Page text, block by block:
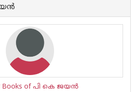
Book
Books of പി കെ ജയന്‍